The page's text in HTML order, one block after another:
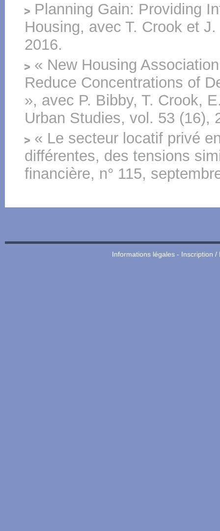
Planning Gain: Providing
Housing, avec T. Crook et
2016.
« New Housing
Reduce Concentrations of
», avec P. Bibby, T. Crook,
Urban Studies, vol. 53 (16),
« Le secteur locatif privé
différentes, des tensions
financière, n° 115,
Informations légales- Inscription